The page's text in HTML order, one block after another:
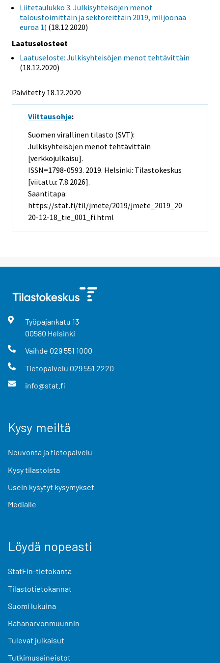
Liitetaulukko 3. Julkisyhteisöjen menot
taloustoimittain ja sektoreittain 2019, miljoonaa
euroa 1) (18.12.2020)
Laatuselosteet
Laatuseloste: Julkisyhteisöjen menot tehtävittäin
(18.12.2020)
Päivitetty 18.12.2020
Viittausohje:
Suomen virallinen tilasto (SVT):
Julkisyhteisöjen menot tehtävittäin
[verkkojulkaisu].
ISSN=1798-0593. 2019. Helsinki: Tilastokeskus
[viitattu: 7.8.2026].
Saantitapa:
https://stat.fi/til/jmete/2019/jmete_2019_20
20-12-18_tie_001_fi.html
Työpajankatu 13
00580 Helsinki
Vaihde 029 551 1000
Tietopalvelu 029 551 2220
info@stat.fi
Kysy meiltä
Neuvonta ja tietopalvelu
Kysy tilastoista
Usein kysytyt kysymykset
Medialle
Löydä nopeasti
StatFin-tietokanta
Tilastotietokannat
Suomi lukuina
Rahanarvonmuunnin
Tulevat julkaisut
Tutkimusaineistot